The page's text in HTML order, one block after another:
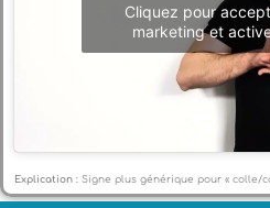
Cliquez pour
marketing et
Explication : Signe plus générique pour « colle/